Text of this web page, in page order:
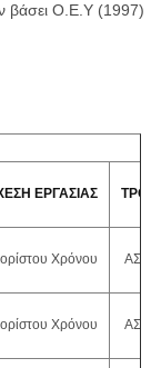
βάσει Ο.Ε.Υ (1997)
ΕΡΓΑΣΙΑΣ
Χρόνου ΑΣΕΠ
Χρόνου ΑΣΕΠ